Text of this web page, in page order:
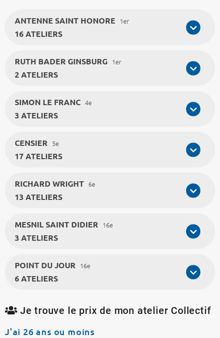
ANTENNE SAINT HONORE 1er
16 ATELIERS
RUTH BADER GINSBURG 1er
2 ATELIERS
SIMON LE FRANC 4e
3 ATELIERS
CENSIER 5e
17 ATELIERS
RICHARD WRIGHT 6e
13 ATELIERS
MESNIL SAINT DIDIER 16e
3 ATELIERS
POINT DU JOUR 16e
6 ATELIERS
Je trouve le prix de mon atelier Collectif
J'ai 26 ans ou moins